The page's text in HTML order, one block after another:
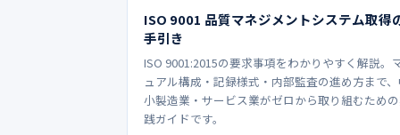
ISO 9001 品質マネジメントシステム取得
手引き
ISO 9001:2015の要求事項をわかりやすく解説。
ュアル構成・記録様式・内部監査の進め方まで
小製造業・サービス業がゼロから取り組むため
践ガイドです。